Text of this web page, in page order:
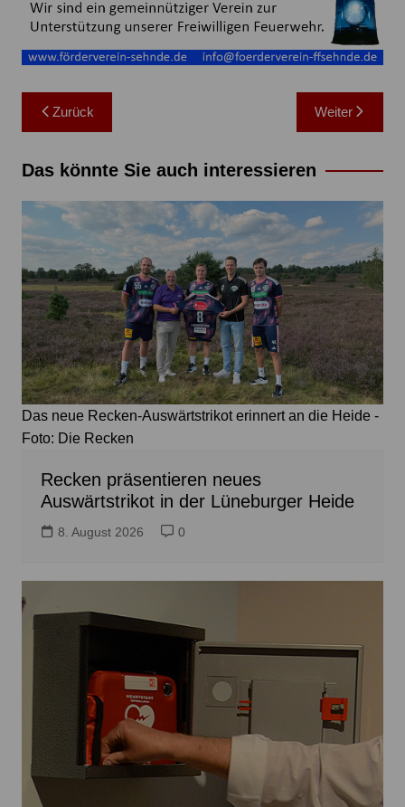
Beitragsnavigation
Zurück Weiter
Das könnte Sie auch interessieren
Das neue Recken-Auswärtstrikot erinnert an die Heide -
Foto: Die Recken
Recken präsentieren neues
Auswärtstrikot in der Lüneburger Heide
8. August 2026 0